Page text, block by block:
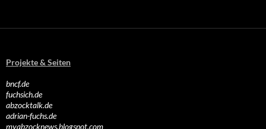
Projekte & Seiten
bncf.de
fuchsich.de
abzocktalk.de
adrian-fuchs.de
myabzocknews.blogspot.com